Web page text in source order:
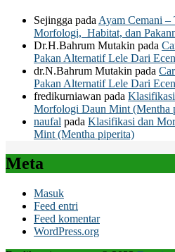
Sejingga pada Ayam Cemani –
Morfologi, Habitat, dan
Dr.H.Bahrum Mutakin pada
Pakan Alternatif Lele Dari
dr.N.Bahrum Mutakin pada
Pakan Alternatif Lele Dari
fredikurniawan pada
Morfologi Daun Mint (Mentha
naufal pada Klasifikasi dan
Mint (Mentha piperita)
Meta
Masuk
Feed entri
Feed komentar
WordPress.org